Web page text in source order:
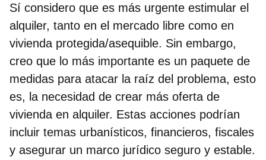
Sí considero que es más urgente estimular el
alquiler, tanto en el mercado libre como en
vivienda protegida/asequible. Sin embargo,
creo que lo más importante es un paquete de
medidas para atacar la raíz del problema, esto
es, la necesidad de crear más oferta de
vivienda en alquiler. Estas acciones podrían
incluir temas urbanísticos, financieros, fiscales
y asegurar un marco jurídico seguro y estable.